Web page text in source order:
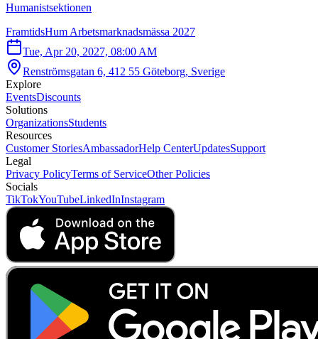
Humanistsektionen
FramtidsHum Arbetsmarknadsmässa 2027
Tue, Apr 20, 2027, 08:00 AM
Renströmsgatan 6, 412 55 Göteborg, Sverige
Explore
EventsDiscounts
Solutions
OrganizationsStudents
Resources
Customer StoriesAmbassadorHelp CenterUpdatesSupport
Legal
Privacy PolicyTerms of ServiceOther Policies
Socials
TikTokYouTubeLinkedInInstagram